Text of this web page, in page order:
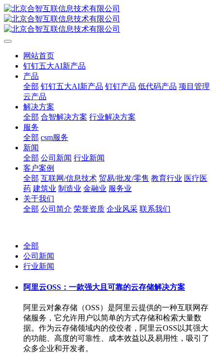
网站首页
钉钉五大AI新产品
产品
全部 钉钉五大AI新产品 钉钉产品 低代码产品 项目管理
云产品
解决方案
全部 合智解决方案 行业解决方案
服务
全部 csm服务
新闻
全部 公司新闻 行业新闻
客户案例
全部 互联网/信息技术 贸易/批发/零售 教育行业 医疗医
药 建筑业 制造业 金融业 服务业
关于我们
全部 公司简介 荣誉资质 企业风采 联系我们
全部
公司新闻
行业新闻
阿里云OSS：一款强大且可靠的云存储解决方案
阿里云对象存储（OSS）是阿里云提供的一种互联网存
储服务，它允许用户以简单的方式存储和检索大量数
据。作为云存储领域内的佼佼者，阿里云OSS以其强大
的功能、高度的可靠性、成本效益以及易用性，吸引了
众多企业和开发者。